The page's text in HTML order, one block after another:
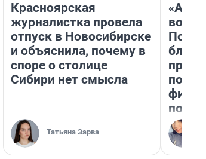
Красноярская
журналистка провела
отпуск в Новосибирске
и объяснила, почему в
споре о столице
Сибири нет смысла
Татьяна Зарва
вот